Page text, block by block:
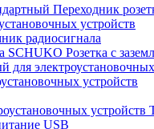
Переходник
устройств
радиосигнала
Розетка с
устройств
USB